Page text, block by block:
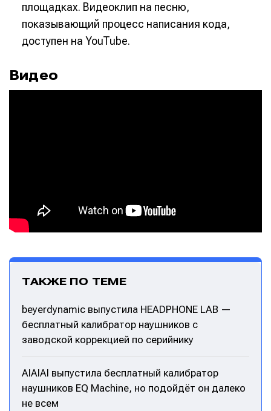
площадках. Видеоклип на песню,
показывающий процесс написания кода,
доступен на YouTube.
Видео
ТАКЖЕ ПО ТЕМЕ
beyerdynamic выпустила HEADPHONE LAB —
бесплатный калибратор наушников с
заводской коррекцией по серийнику
AIAIAI выпустила бесплатный калибратор
наушников EQ Machine, но подойдёт он далеко
не всем